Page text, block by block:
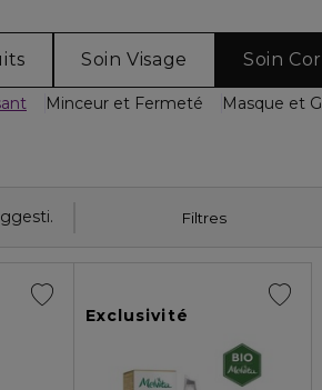
Soin Visage Soin
Minceur et Fermeté Masque et
Filtres
Exclusivité